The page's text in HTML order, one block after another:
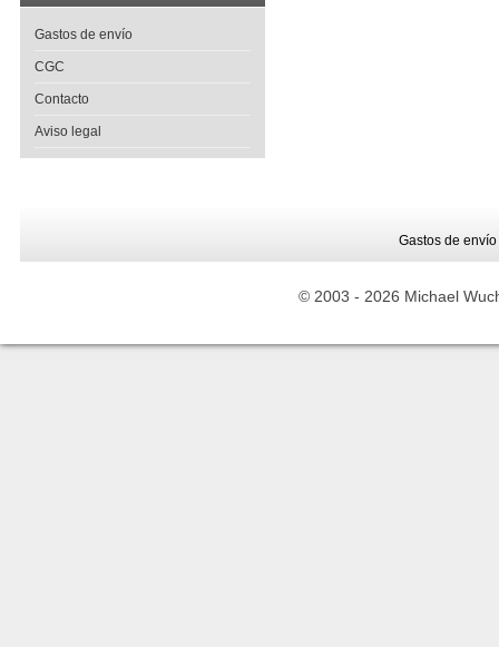
Gastos de envío
CGC
Contacto
Aviso legal
Gastos de envío
© 2003 - 2026 Michael